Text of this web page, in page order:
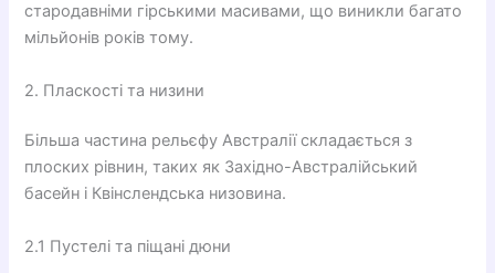
стародавніми гірськими масивами, що виникли багато
мільйонів років тому.
2. Пласкості та низини
Більша частина рельєфу Австралії складається з
плоских рівнин, таких як Західно-Австралійський
басейн і Квінслендська низовина.
2.1 Пустелі та піщані дюни